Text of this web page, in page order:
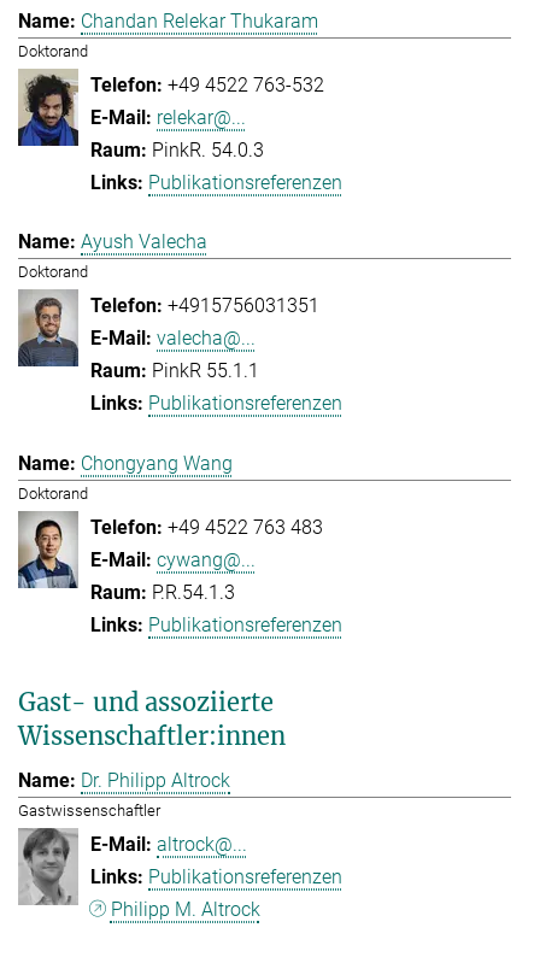
Chandan Relekar Thukaram
Doktorand
+49 4522 763-532
relekar@...
PinkR. 54.0.3
Publikationsreferenzen
Ayush Valecha
Doktorand
+4915756031351
valecha@...
PinkR 55.1.1
Publikationsreferenzen
Chongyang Wang
Doktorand
+49 4522 763 483
cywang@...
P.R.54.1.3
Publikationsreferenzen
Gast- und assoziierte
Wissenschaftler:innen
Dr. Philipp Altrock
Gastwissenschaftler
altrock@...
Publikationsreferenzen
Philipp M. Altrock